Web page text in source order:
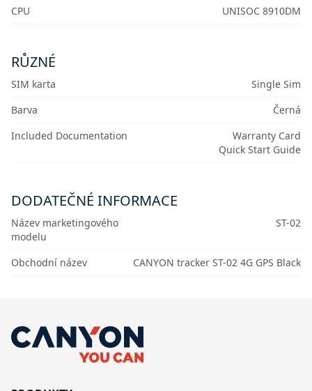
CPU UNISOC 8910DM
RŮZNÉ
SIM karta
Single Sim
Barva
Černá
Included Documentation
Warranty Card
Quick Start Guide
DODATEČNÉ INFORMACE
Název marketingového
modelu
ST-02
Obchodní název CANYON tracker ST-02 4G GPS Black